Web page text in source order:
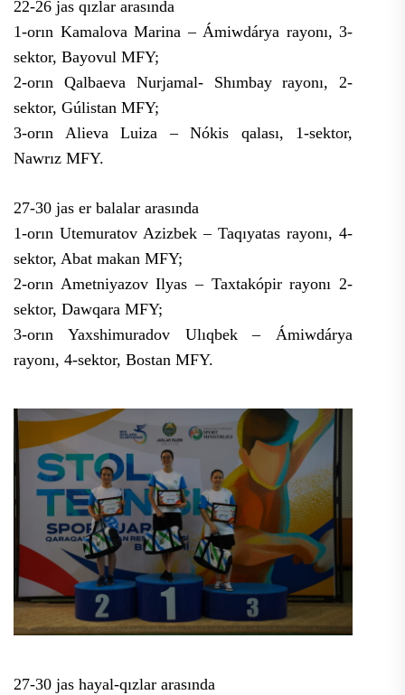
22-26 jas qızlar arasında
1-orın Kamalova Marina – Ámiwdárya rayonı, 3-
sektor, Bayovul MFY;
2-orın Qalbaeva Nurjamal- Shımbay rayonı, 2-
sektor, Gúlistan MFY;
3-orın Alieva Luiza – Nókis qalası, 1-sektor,
Nawrız MFY.
27-30 jas er balalar arasında
1-orın Utemuratov Azizbek – Taqıyatas rayonı, 4-
sektor, Abat makan MFY;
2-orın Ametniyazov Ilyas – Taxtakópir rayonı 2-
sektor, Dawqara MFY;
3-orın Yaxshimuradov Ulıqbek – Ámiwdárya
rayonı, 4-sektor, Bostan MFY.
27-30 jas hayal-qızlar arasında